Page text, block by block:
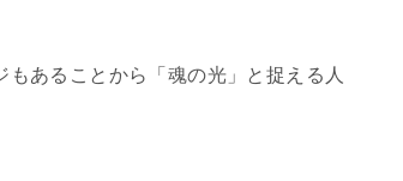
あることから「魂の光」と捉える人